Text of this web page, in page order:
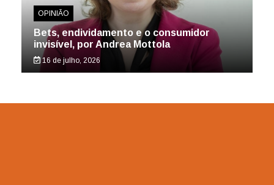
OPINIÃO
Bets, endividamento e o consumidor
invisível, por Andrea Mottola
16 de julho, 2026